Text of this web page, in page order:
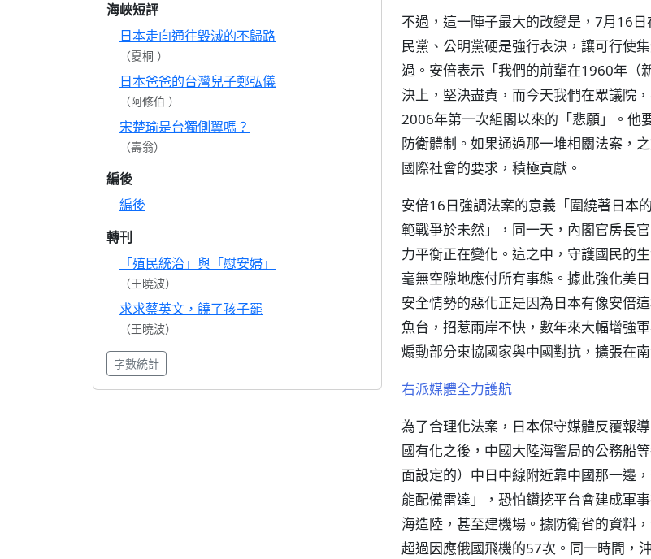
海峽短評
日本走向通往毀滅的不歸路
（夏桐 ）
日本爸爸的台灣兒子鄭弘儀
（阿修伯 ）
宋楚瑜是台獨側翼嗎？
（壽翁）
編後
編後
轉刊
「殖民統治」與「慰安婦」
（王曉波）
求求蔡英文，饒了孩子罷
（王曉波）
字數統計
不過，這一陣子最大的改變是，7月16
民黨、公明黨硬是強行表決，讓可行使
過。安倍表示「我們的前輩在1960年（
決上，堅決盡責，而今天我們在眾議院
2006年第一次組閣以來的「悲願」。他
防衛體制。如果通過那一堆相關法案，
國際社會的要求，積極貢獻。
安倍16日強調法案的意義「圍繞著日本
範戰爭於未然」，同一天，內閣官房長
力平衡正在變化。這之中，守護國民的
毫無空隙地應付所有事態。據此強化美
安全情勢的惡化正是因為日本有像安倍
魚台，招惹兩岸不快，數年來大幅增強
煽動部分東協國家與中國對抗，擴張在
右派媒體全力護航
為了合理化法案，日本保守媒體反覆報
國有化之後，中國大陸海警局的公務船
面設定的）中日中線附近靠中國那一邊
能配備雷達」，恐怕鑽挖平台會建成軍
海造陸，甚至建機場。據防衛省的資料
超過因應俄國飛機的57次。同一時間，